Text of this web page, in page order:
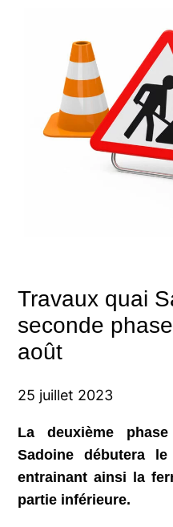
Travaux quai
seconde
août
25 juillet 2023
La deuxième
Sadoine débutera
entrainant ainsi la
partie inférieure.